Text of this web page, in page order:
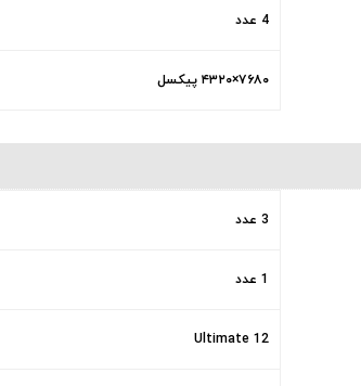
4 عدد
۷۶۸۰×۴۳۲۰ پیکسل
3 عدد
1 عدد
12 Ultimate